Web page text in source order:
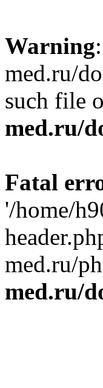
Warning
med.ru/
such file
med.ru/
Fatal
'/home/
med.ru/
med.ru/